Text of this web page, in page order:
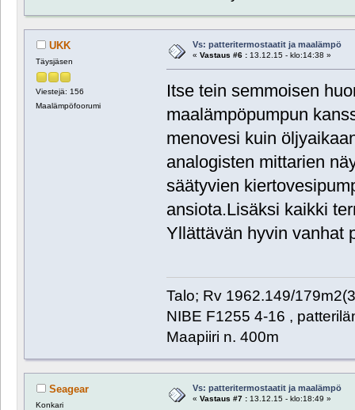
UKK
Täysjäsen
Viestejä: 156
Maalämpöfoorumi
Vs: patteritermostaatit ja maalämpö
« Vastaus #6 :13.12.15 - klo:14:38 »
Itse tein semmoisen
maalämpöpumpun
menovesi kuin
analogisten mittarien
säätyvien
ansiota.Lisäksi kaikki
Yllättävän hyvin vanhat
Talo; Rv 1962.149/
NIBE F1255 4-16 ,
Maapiiri n. 400m
Seagear
Konkari
Vs: patteritermostaatit ja maalämpö
« Vastaus #7 :13.12.15 - klo:18:49 »